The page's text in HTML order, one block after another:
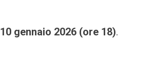
10 gennaio 2026 (ore 18).